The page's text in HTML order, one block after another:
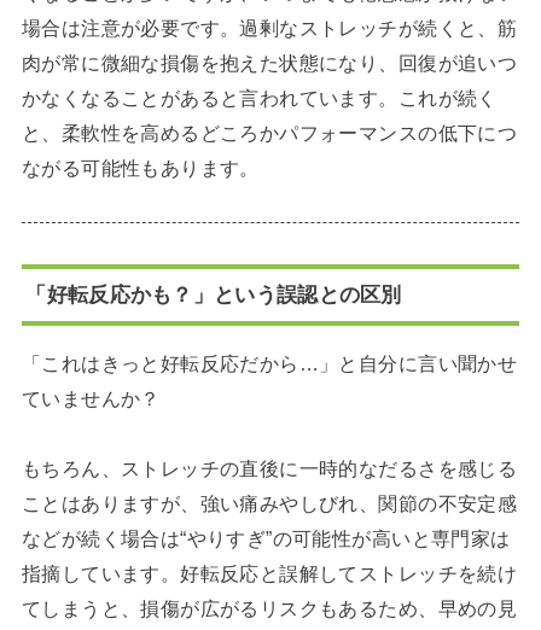
場合は注意が必要です。過剰なストレッチが続くと、筋
肉が常に微細な損傷を抱えた状態になり、回復が追いつ
かなくなることがあると言われています。これが続く
と、柔軟性を高めるどころかパフォーマンスの低下につ
ながる可能性もあります。
「好転反応かも？」という誤認との区別
「これはきっと好転反応だから…」と自分に言い聞かせ
ていませんか？
もちろん、ストレッチの直後に一時的なだるさを感じる
ことはありますが、強い痛みやしびれ、関節の不安定感
などが続く場合は“やりすぎ”の可能性が高いと専門家は
指摘しています。好転反応と誤解してストレッチを続け
てしまうと、損傷が広がるリスクもあるため、早めの見